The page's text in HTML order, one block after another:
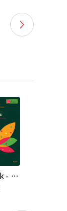
Rafael Kubelík - The Mercury Masters (Vol. 9 - Hindemith: Symphonic Metamorphosis; Schoenberg: Five Pieces for Orchestra)